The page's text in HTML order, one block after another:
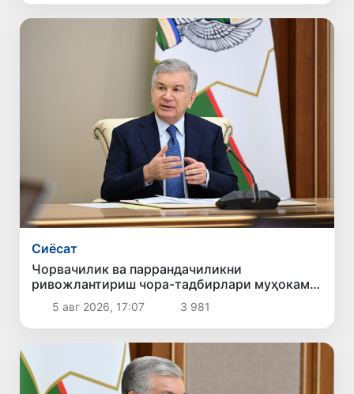
Сиёсат
Чорвачилик ва паррандачиликни
ривожлантириш чора-тадбирлари муҳокама
қилинди
5 авг 2026, 17:07 3 981